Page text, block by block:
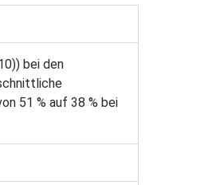
bei den
51 % auf 38 % bei